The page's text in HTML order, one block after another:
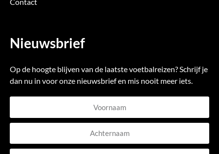
Contact
Nieuwsbrief
Op de hoogte blijven van de laatste voetbalreizen? Schrijf je
dan nu in voor onze nieuwsbrief en mis nooit meer iets.